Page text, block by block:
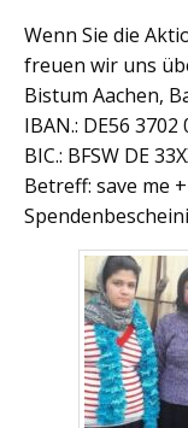
Wenn Sie die
freuen wir uns
Bistum Aachen,
IBAN.: DE56 3702
BIC.: BFSW DE
Betreff: save me